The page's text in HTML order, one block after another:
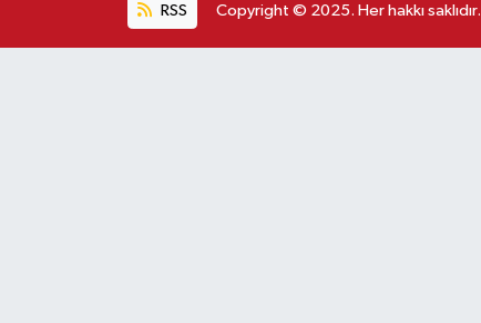
RSS Copyright © 2025. Her hakkı saklıdır.